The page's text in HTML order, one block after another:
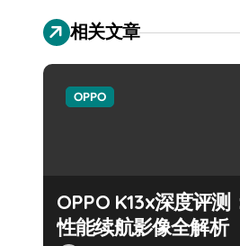
相关文章
OPPO
OPPO K13x深度评测
性能续航影像全解析